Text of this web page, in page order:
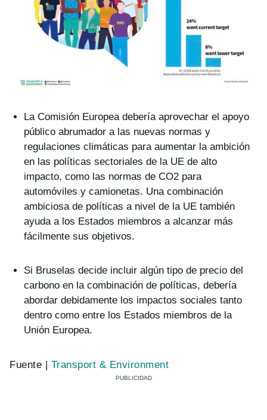
La Comisión Europea debería aprovechar el apoyo
público abrumador a las nuevas normas y
regulaciones climáticas para aumentar la ambición
en las políticas sectoriales de la UE de alto
impacto, como las normas de CO2 para
automóviles y camionetas. Una combinación
ambiciosa de políticas a nivel de la UE también
ayuda a los Estados miembros a alcanzar más
fácilmente sus objetivos.
Si Bruselas decide incluir algún tipo de precio del
carbono en la combinación de políticas, debería
abordar debidamente los impactos sociales tanto
dentro como entre los Estados miembros de la
Unión Europea.
Fuente | Transport & Environment